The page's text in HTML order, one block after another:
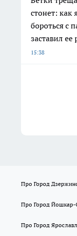
стонет: как
бороться с
заставил ее
15:38
Про Город
Про Город Йошкар-
Про Город